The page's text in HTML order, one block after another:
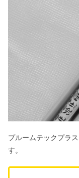
プルームテックプラ
す。